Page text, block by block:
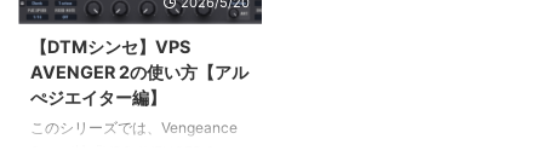
【DTMシンセ】VPS
AVENGER 2の使い方【アル
ぺジエイター編】
このシリーズでは、Vengeance